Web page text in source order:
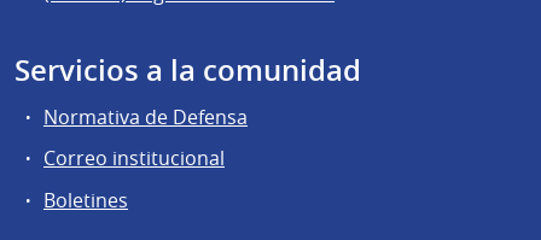
Servicios a la comunidad
Normativa de Defensa
Correo institucional
Boletines